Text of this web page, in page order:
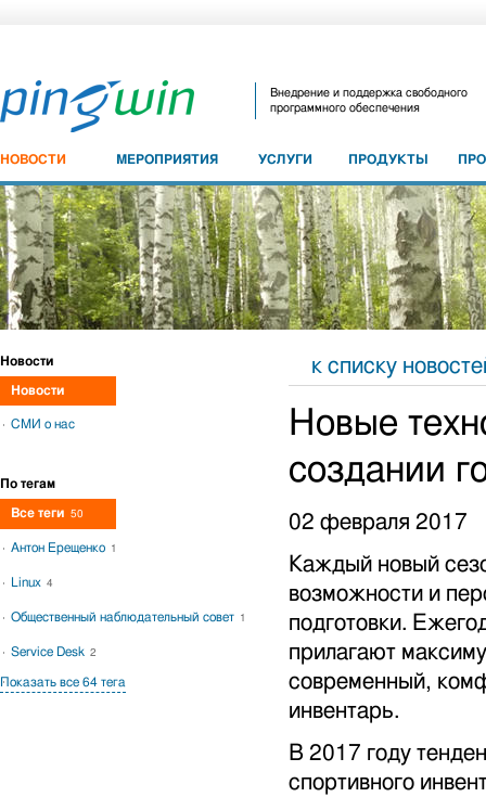
Внедрение и поддержка свободного
программного обеспечения
НОВОСТИ МЕРОПРИЯТИЯ УСЛУГИ ПРОДУКТЫ
к списку
Новые
создании
02 февраля 2017
Каждый новый
возможности и
подготовки.
прилагают
современный,
инвентарь.
В 2017 году
спортивного
Новости
Новости
СМИ о нас
По тегам
Все теги 50
Антон Ерещенко 1
Linux 4
Общественный наблюдательный совет 1
Service Desk 2
Показать все 64 тега